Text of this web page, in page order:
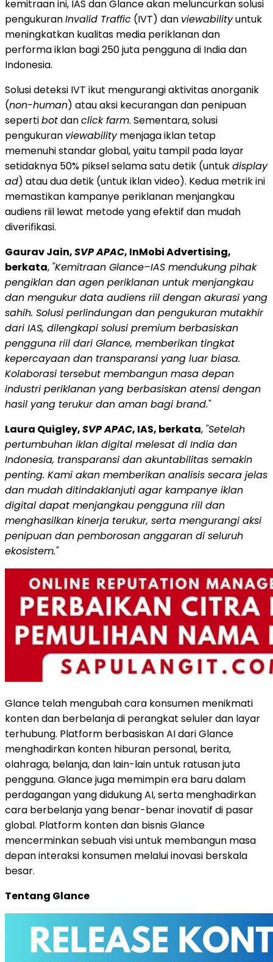
kemitraan ini, IAS dan Glance akan meluncurkan solusi
pengukuranInvalid Traffic (IVT) dan viewabilityuntuk
meningkatkan kualitas media periklanan dan
performa iklan bagi 250 juta pengguna di Indiadan
Indonesia.
Solusideteksi IVT ikut mengurangi aktivitas anorganik
(non-human) atau aksi kecurangan dan penipuan
sepertibotdanclick farm. Sementara, solusi
pengukuran viewabilitymenjaga iklan tetap
memenuhi standar global, yaitu tampil pada layar
setidaknya 50% piksel selama satu detik (untukdisplay
ad) atau dua detik (untuk iklan video). Kedua metrik ini
memastikan kampanye periklanan menjangkau
audiens riil lewat metode yang efektif dan mudah
diverifikasi.
Gaurav Jain,SVP APAC, InMobi Advertising,
berkata, "Kemitraan Glance–IAS mendukung pihak
pengiklan dan agen periklanan untuk menjangkau
dan mengukur data audiens riil dengan akurasi yang
sahih. Solusi perlindungan dan pengukuran mutakhir
dari IAS, dilengkapi solusi premium berbasiskan
pengguna riil dari Glance, memberikan tingkat
kepercayaan dan transparansi yang luar biasa.
Kolaborasi tersebut membangun masa depan
industri periklanan yang berbasiskan atensi dengan
hasil yang terukur dan aman bagi brand."
Laura Quigley,SVP APAC, IAS, berkata, "Setelah
pertumbuhan iklan digital melesat di India dan
Indonesia, transparansi dan akuntabilitas semakin
penting. Kami akan memberikan analisis secara jelas
dan mudah ditindaklanjuti agar kampanye iklan
digital dapat menjangkau pengguna riil dan
menghasilkan kinerja terukur, serta mengurangi aksi
penipuan dan pemborosan anggaran di seluruh
ekosistem."
Glance telah mengubah cara konsumen menikmati
konten dan berbelanja di perangkat seluler dan layar
terhubung. Platform berbasiskan AI dari Glance
menghadirkan konten hiburan personal, berita,
olahraga, belanja, dan lain-lain untuk ratusan juta
pengguna. Glance juga memimpin era baru dalam
perdagangan yang didukung AI, serta menghadirkan
cara berbelanja yang benar-benar inovatif di pasar
global. Platform konten dan bisnis Glance
mencerminkan sebuah visi untuk membangun masa
depan interaksi konsumen melalui inovasi berskala
besar.
Tentang Glance